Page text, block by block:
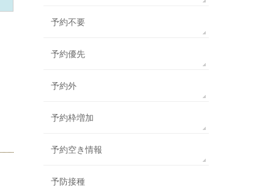
予約不要
予約優先
予約外
予約枠増加
予約空き情報
予防接種